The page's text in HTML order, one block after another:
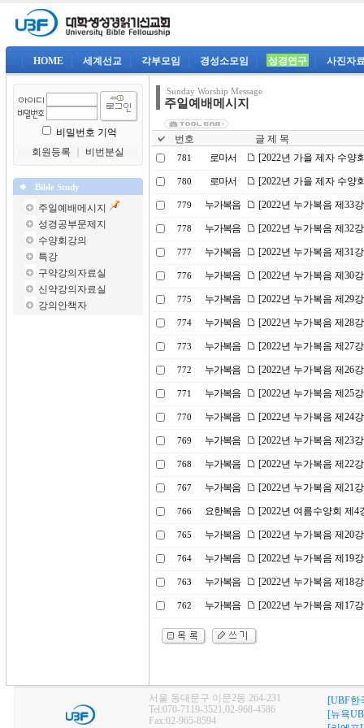
HOME 세계선교 각부모임 경성소모임 성경연구 사진자
비밀번호 기억
회원등록
비번분실
Bible Study
주일예배메시지
성경공부문제지
수양회강의
특강
구약강의자료실
신약강의자료실
강의안책자
Sunday Worship Message
주일예배메시지
번호 글 제 목
781 로마서 [2022년 가을 제자 수양
780 로마서 [2022년 가을 제자 수양
779 누가복음 [2022년 누가복음 제33
778 누가복음 [2022년 누가복음 제32
777 누가복음 [2022년 누가복음 제31
776 누가복음 [2022년 누가복음 제30
775 누가복음 [2022년 누가복음 제29
774 누가복음 [2022년 누가복음 제28
773 누가복음 [2022년 누가복음 제27
772 누가복음 [2022년 누가복음 제26
771 누가복음 [2022년 누가복음 제25
770 누가복음 [2022년 누가복음 제24
769 누가복음 [2022년 누가복음 제23
768 누가복음 [2022년 누가복음 제22
767 누가복음 [2022년 누가복음 제21
766 요한복음 [2022년 여름수양회 제
765 누가복음 [2022년 누가복음 제20
764 누가복음 [2022년 누가복음 제19
763 누가복음 [2022년 누가복음 제18
762 누가복음 [2022년 누가복음 제17
서울 동대문구 이문2동 264-231
Tel:070-7119-3521,02-968-4586
Fax:02-965-8594
[UBF한
[뉴욕